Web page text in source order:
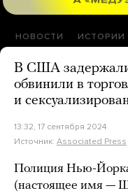
НОВОСТИ ИСТОРИИ
В США
обвинили в
и
13:32, 17 сентября 2024
Источник: Associated Press
Полиция Нью-
(настоящее имя —